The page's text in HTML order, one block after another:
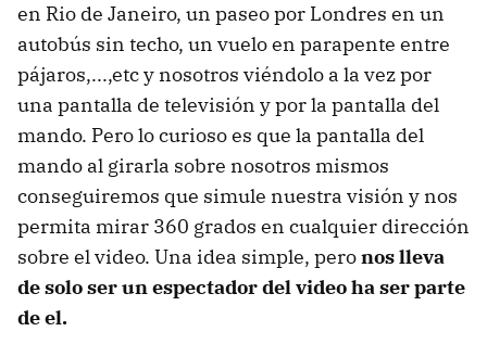
en Rio de Janeiro, un paseo por Londres en un
autobús sin techo, un vuelo en parapente entre
pájaros,...,etc y nosotros viéndolo a la vez por
una pantalla de televisión y por la pantalla del
mando. Pero lo curioso es que la pantalla del
mando al girarla sobre nosotros mismos
conseguiremos que simule nuestra visión y nos
permita mirar 360 grados en cualquier dirección
sobre el video. Una idea simple, peronos lleva
de solo ser un espectador del video ha ser parte
de el.